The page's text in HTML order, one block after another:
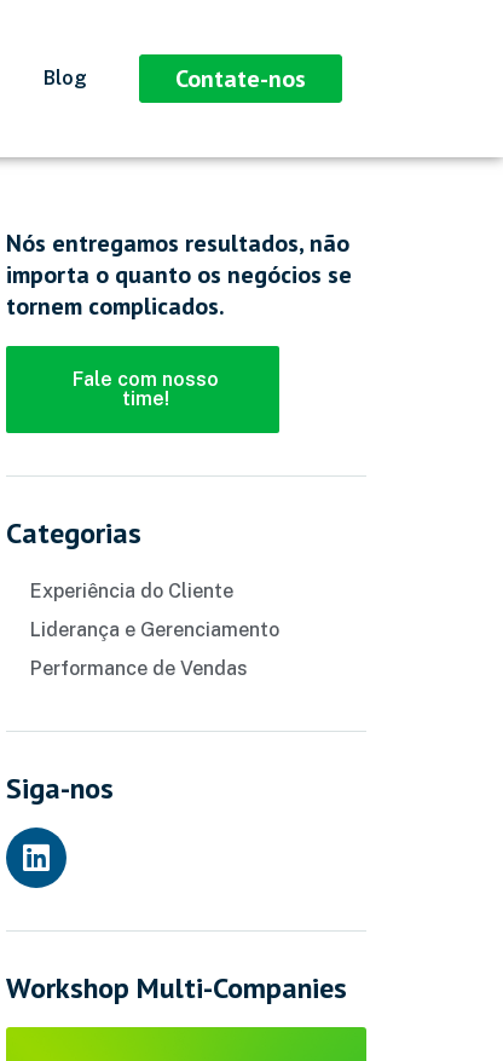
Blog Contate-nos
Nós entregamos resultados, não
importa o quanto os negócios se
tornem complicados.
Fale com nosso
time!
Categorias
Experiência do Cliente
Liderança e Gerenciamento
Performance de Vendas
Siga-nos
Workshop Multi-Companies